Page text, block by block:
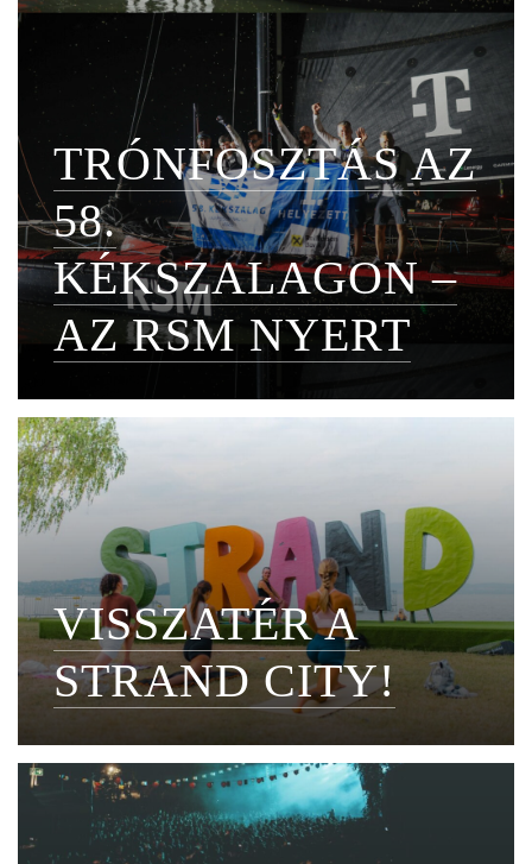
TRÓNFOSZTÁS AZ
58.
KÉKSZALAGON –
AZ RSM NYERT
VISSZATÉR A
STRAND CITY!